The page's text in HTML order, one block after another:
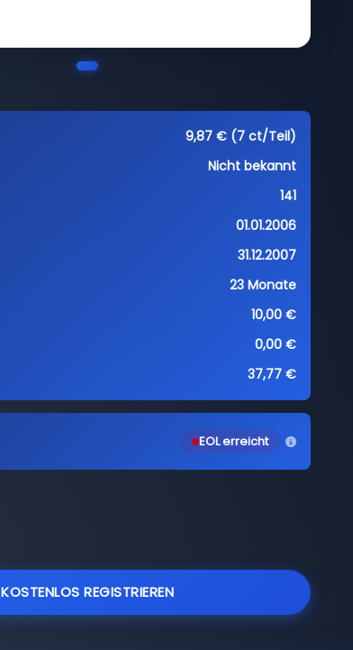
9,87 € (7 ct/Teil)
Nicht bekannt
141
01.01.2006
31.12.2007
23 Monate
10,00 €
0,00 €
37,77 €
EOL erreicht
KOSTENLOS REGISTRIEREN